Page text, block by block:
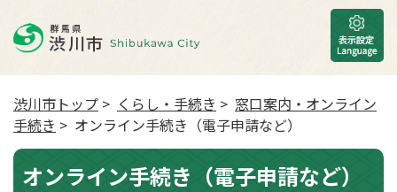
渋川市トップ > くらし・手続き > 窓口案内・オンライン
手続き > オンライン手続き（電子申請など）
オンライン手続き（電子申請など）